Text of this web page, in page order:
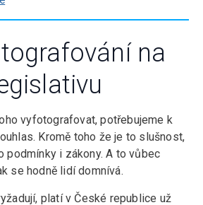
na
vyfotografovat, potřebujeme k
Kromě toho že je to slušnost,
podmínky i zákony. A to vůbec
se hodně lidí domnívá.
platí v České republice už